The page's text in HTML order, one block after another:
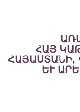
ՀԱՅ
ՀԱՅԱՍՏԱՆԻ,
ԵՒ